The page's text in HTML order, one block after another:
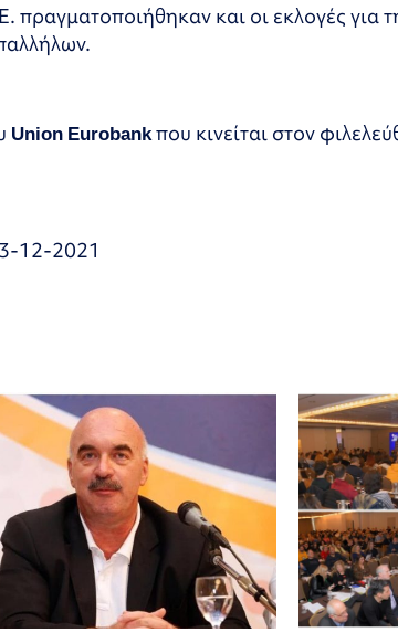
και οι εκλογές για
Union Eurobankπου κινείται στον
12-2021